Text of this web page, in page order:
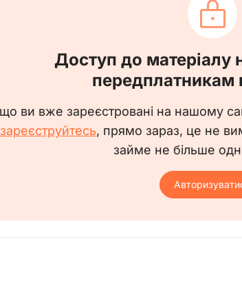
районного ТЦК та СП у м.
_______________
з наказом
Доступ до матеріалу
передплатникам
ви вже зареєстровані на нашому
зареєструйтесь, прямо зараз, це не
займе не більше